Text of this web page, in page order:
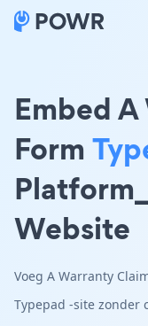
Embed
Form
Website
Voeg A Warranty
Typepad -site zonder